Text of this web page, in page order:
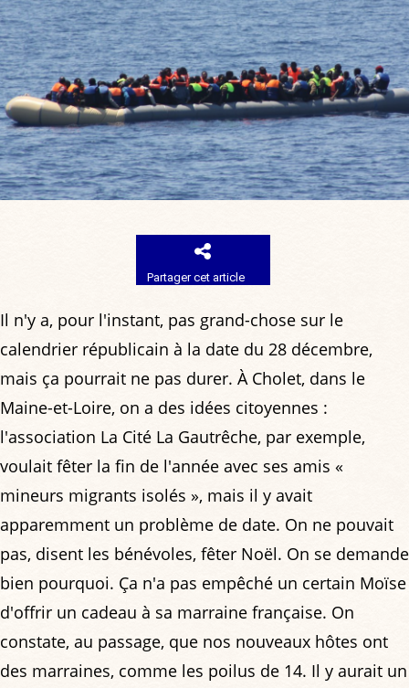
Partager cet article
Il n'y a, pour l'instant, pas grand-chose sur le
calendrier républicain à la date du 28 décembre,
mais ça pourrait ne pas durer. À Cholet, dans le
Maine-et-Loire, on a des idées citoyennes :
l'association La Cité La Gautrêche, par exemple,
voulait fêter la fin de l'année avec ses amis «
mineurs migrants isolés », mais il y avait
apparemment un problème de date. On ne pouvait
pas, disent les bénévoles, fêter Noël. On se demande
bien pourquoi. Ça n'a pas empêché un certain Moïse
d'offrir un cadeau à sa marraine française. On
constate, au passage, que nos nouveaux hôtes ont
des marraines, comme les poilus de 14. Il y aurait un